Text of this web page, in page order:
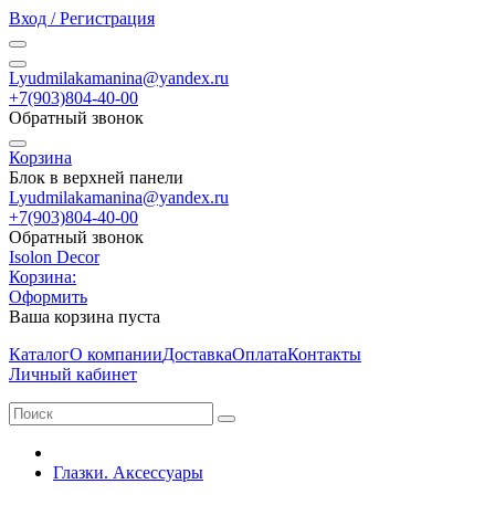
Вход / Регистрация
Lyudmilakamanina@yandex.ru
+7(903)804-40-00
Обратный звонок
Корзина
Блок в верхней панели
Lyudmilakamanina@yandex.ru
+7(903)804-40-00
Обратный звонок
Isolon Decor
Корзина:
Оформить
Ваша корзина пуста
КаталогО компанииДоставкаОплатаКонтакты
Личный кабинет
Глазки. Аксессуары